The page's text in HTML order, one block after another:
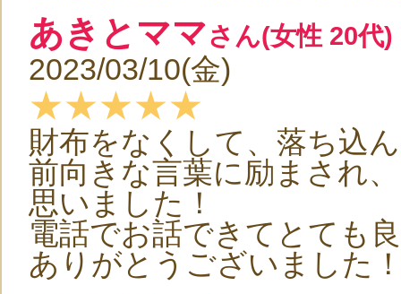
あきとママさん(女性 20代)
2023/03/10(金)
★★★★★
財布をなくして、落ち込
前向きな言葉に励まされ
思いました！
電話でお話できてとても
ありがとうございました